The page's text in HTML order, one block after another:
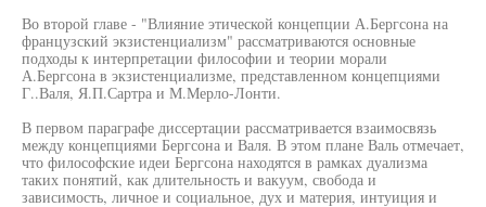
Во второй главе - "Влияние этической концепции А.Бергсона на
французский экзистенциализм" рассматриваются основные
подходы к интерпретации философии и теории морали
А.Бергсона в экзистенциализме, представленном концепциями
Г..Валя, Я.П.Сартра и М.Мерло-Лонти.
В первом параграфе диссертации рассматривается взаимосвязь
между концепциями Бергсона и Валя. В этом плане Валь отмечает,
что философские идеи Бергсона находятся в рамках дуализма
таких понятий, как длительность и вакуум, свобода и
зависимость, личное и социальное, дух и материя, интуиция и